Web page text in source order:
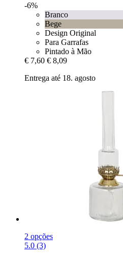
-6%
Branco
Bege
Design Original
Para Garrafas
Pintado à Mão
€ 7,60 € 8,09
Entrega até 18. agosto
2 opções
5.0 (3)